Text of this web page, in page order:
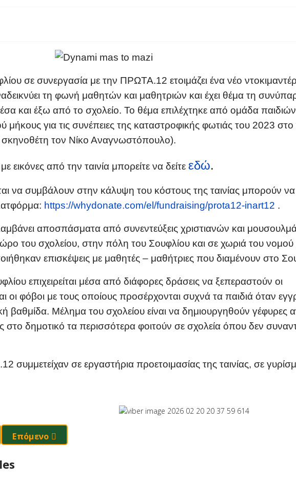
σε συνεργασία με την ΠΡΩΤΑ.12 ετοιμάζει ένα νέο ντοκιμαντέρ
τη φωνή μαθητών και μαθητριών και έχει θέμα τη
και έξω από το σχολείο. Το θέμα επιλέχτηκε από ομάδα
μήκους για τις συνέπειες της καταστροφικής φωτιάς του 2023
τον Νίκο Αναγνωστόπουλο).
εικόνες από την ταινία μπορείτε να δείτε εδώ.
να συμβάλουν στην κάλυψη του κόστους της ταινίας μπορούν
https://whydonate.com/el/fundraising/prota12-inart12 .
αποσπάσματα από συνεντεύξεις χριστιανών και
του σχολείου, στην πόλη του Σουφλίου και σε χωριά του
επισκέψεις με μαθητές – μαθήτριες που διαμένουν στο
επιχειρείται μέσα από διάφορες δράσεις να ξεπεραστούν οι
οι φόβοι με τους οποίους προσέρχονται συχνά τα παιδιά όταν
βαθμίδα. Μέλημα του σχολείου είναι να δημιουργηθούν γέφυρες
στο δημοτικό τα περισσότερα φοιτούν σε σχολεία όπου δεν
συμμετείχαν σε εργαστήρια προετοιμασίας της ταινίας, σε
Βιωματικό Σεμινάριο Με Εκπαιδευτικούς Στην Αμφιλοχία
Επόμενο Άρθρο: 15μελές Μαθητικό Συμβούλιο Συντονίζει
Επόμενο